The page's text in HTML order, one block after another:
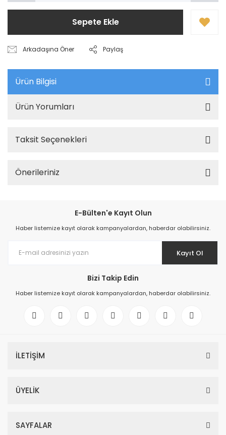
Sepete Ekle
Arkadaşına Öner Paylaş
Ürün Bilgisi
Ürün Yorumları
Taksit Seçenekleri
Önerileriniz
E-Bülten'e Kayıt Olun
Haber listemize kayıt olarak kampanyalardan, haberdar olabilirsiniz.
Kayıt Ol
Bizi Takip Edin
Haber listemize kayıt olarak kampanyalardan, haberdar olabilirsiniz.
İLETİŞİM
ÜYELİK
SAYFALAR